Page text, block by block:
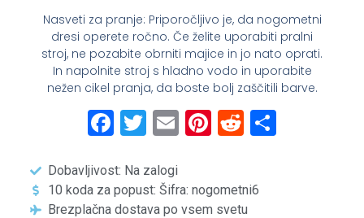
Nasveti za pranje: Priporočljivo je, da nogometni
dresi operete ročno. Če želite uporabiti pralni
stroj, ne pozabite obrniti majice in jo nato oprati.
In napolnite stroj s hladno vodo in uporabite
nežen cikel pranja, da boste bolj zaščitili barve.
Facebook
Twitter
EmailPinterest
Reddit
Dobavljivost: Na zalogi
10 koda za popust: Šifra: nogometni6
Brezplačna dostava po vsem svetu